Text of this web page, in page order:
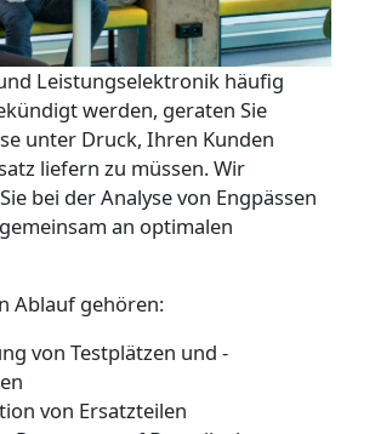
Leistungselektronik häufig
werden, geraten Sie
unter Druck, Ihren Kunden
liefern zu müssen. Wir
bei der Analyse von Engpässen
an optimalen
Ablauf gehören:
von Testplätzen und -
von Ersatzteilen